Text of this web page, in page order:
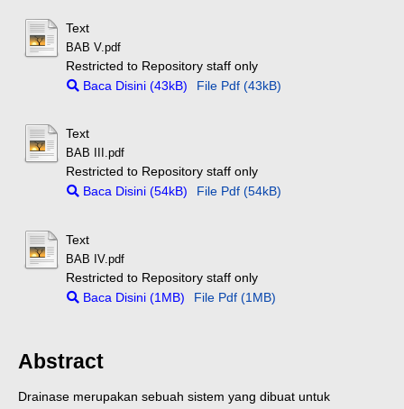
Text
BAB V.pdf
Restricted to Repository staff only
Baca Disini (43kB)
File Pdf (43kB)
Text
BAB III.pdf
Restricted to Repository staff only
Baca Disini (54kB)
File Pdf (54kB)
Text
BAB IV.pdf
Restricted to Repository staff only
Baca Disini (1MB)
File Pdf (1MB)
Abstract
Drainase merupakan sebuah sistem yang dibuat untuk